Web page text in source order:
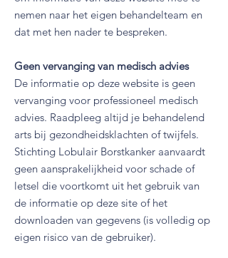
nemen naar het eigen behandelteam en
dat met hen nader te bespreken.
Geen vervanging van medisch advies
De informatie op deze website is geen
vervanging voor professioneel medisch
advies. Raadpleeg altijd je behandelend
arts bij gezondheidsklachten of twijfels.
Stichting Lobulair Borstkanker aanvaardt
geen aansprakelijkheid voor schade of
letsel die voortkomt uit het gebruik van
de informatie op deze site of het
downloaden van gegevens (is volledig op
eigen risico van de gebruiker).